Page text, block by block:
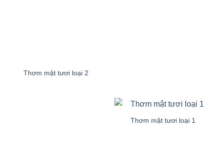
Thơm mật tươi loại 2
Thơm mật tươi loại 1